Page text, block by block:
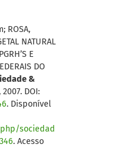
ROSA,
NATURAL
E
DO
&
2007. DOI:
. Disponível
sociedad
. Acesso